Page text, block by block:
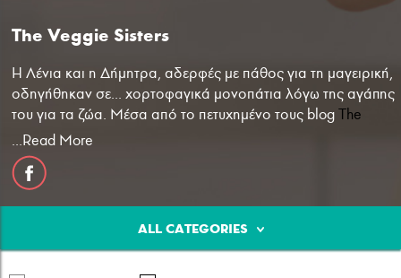
Κρέας Πουλερικά Θαλασσινά
Λαχανικά Ζυμαρικά
The Veggie Sisters
Η Λένια και η Δήμητρα, αδερφές με πάθος για τη μαγειρική,
οδηγήθηκαν σε... χορτοφαγικά μονοπάτια λόγω της αγάπης
του για τα ζώα. Μέσα από το πετυχημένο τους blogThe
Veggie Sisters
υγιεινό μπορεί να είναι και πολύ εύγευστο. Απλές, εύκολες
και γρήγορες συνταγές που επιτυγχάνουν να μας πείσουν
πως η χορτοφαγική διατροφή δεν αντιστοιχεί στην αέναη
...Read More
ALL CATEGORIES